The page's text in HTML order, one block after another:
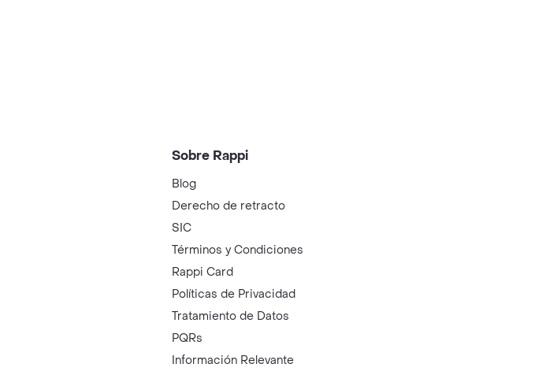
Sobre Rappi
Blog
Derecho de retracto
SIC
Términos y Condiciones
Rappi Card
Políticas de Privacidad
Tratamiento de Datos
PQRs
Información Relevante